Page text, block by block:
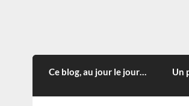
CITOYEN
Ce blog, au jour le jour… Un